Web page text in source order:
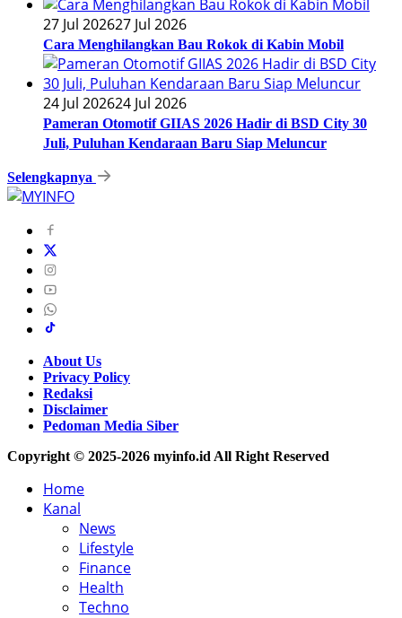
27 Jul 202627 Jul 2026
Cara Menghilangkan Bau Rokok di Kabin Mobil
24 Jul 202624 Jul 2026
Pameran Otomotif GIIAS 2026 Hadir di BSD City 30
Juli, Puluhan Kendaraan Baru Siap Meluncur
Selengkapnya
About Us
Privacy Policy
Redaksi
Disclaimer
Pedoman Media Siber
Copyright © 2025-2026 myinfo.id All Right Reserved
Home
Kanal
News
Lifestyle
Finance
Health
Techno